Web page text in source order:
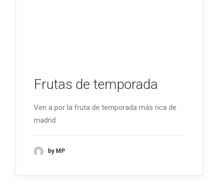
Frutas de temporada
Ven a por la fruta de temporada más rica de
madrid
by MP